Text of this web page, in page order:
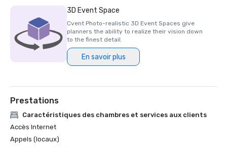
3D Event Space
Cvent Photo-realistic 3D Event Spaces give
planners the ability to realize their vision down
to the finest detail.
En savoir plus
Prestations
Caractéristiques des chambres et services aux clients
Accès Internet
Appels (locaux)